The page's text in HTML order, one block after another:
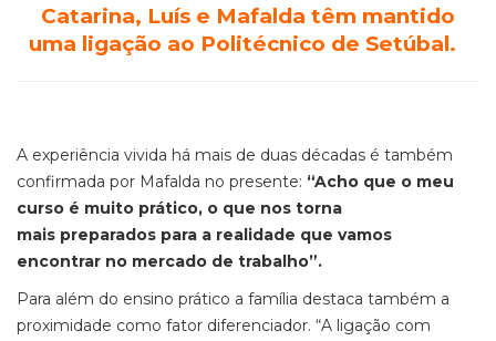
Catarina, Luís e Mafalda têm mantido
uma ligação ao Politécnico de Setúbal.
A experiência vivida há mais de duas décadas é também
confirmada por Mafalda no presente: “Acho que o meu
curso é muito prático, o que nos torna
mais preparados para a realidade que vamos
encontrar no mercado de trabalho”.
Para além do ensino prático a família destaca também a
proximidade como fator diferenciador. “A ligação com